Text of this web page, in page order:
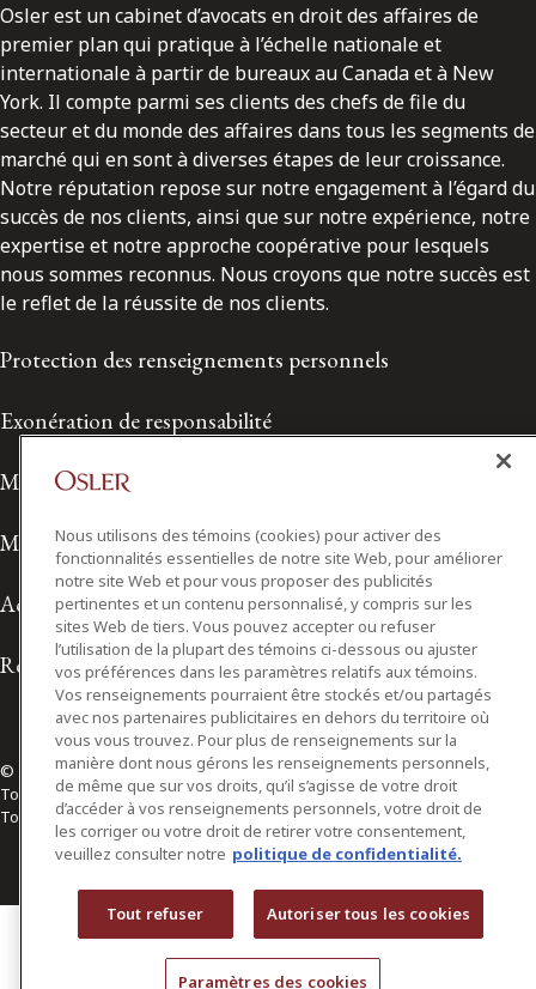
Osler est un cabinet d’avocats en droit des affaires de
premier plan qui pratique à l’échelle nationale et
internationale à partir de bureaux au Canada et à New
York. Il compte parmi ses clients des chefs de file du
secteur et du monde des affaires dans tous les segments de
marché qui en sont à diverses étapes de leur croissance.
Notre réputation repose sur notre engagement à l’égard du
succès de nos clients, ainsi que sur notre expérience, notre
expertise et notre approche coopérative pour lesquels
nous sommes reconnus. Nous croyons que notre succès est
le reflet de la réussite de nos clients.
Protection des renseignements personnels
Exonération de responsabilité
Modalités de prestation de services
Modalités d'utilisation
Accessibilité
Relations avec les médias
© 2026 Osler, Hoskin & Harcourt S.E.N.C.R.L./s.r.l.
Tous droits réservés
Toronto | Montréal | Calgary | Vancouver | Ottawa | New York
Nous utilisons des témoins (cookies) pour activer des
fonctionnalités essentielles de notre site Web, pour améliorer
notre site Web et pour vous proposer des publicités
pertinentes et un contenu personnalisé, y compris sur les
sites Web de tiers. Vous pouvez accepter ou refuser
l’utilisation de la plupart des témoins ci-dessous ou ajuster
vos préférences dans les paramètres relatifs aux témoins.
Vos renseignements pourraient être stockés et/ou partagés
avec nos partenaires publicitaires en dehors du territoire où
vous vous trouvez. Pour plus de renseignements sur la
manière dont nous gérons les renseignements personnels,
de même que sur vos droits, qu’il s’agisse de votre droit
d’accéder à vos renseignements personnels, votre droit de
les corriger ou votre droit de retirer votre consentement,
veuillez consulter notre politique de confidentialité.
Tout refuser Autoriser tous les cookies
Paramètres des cookies